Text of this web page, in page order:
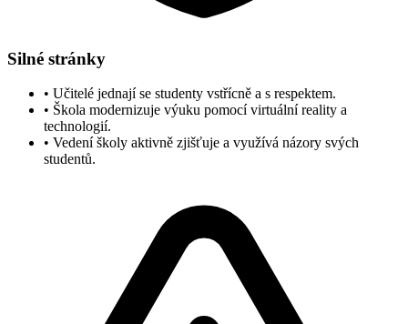
Silné stránky
• Učitelé jednají se studenty vstřícně a s respektem.
• Škola modernizuje výuku pomocí virtuální reality a
technologií.
• Vedení školy aktivně zjišťuje a využívá názory svých
studentů.